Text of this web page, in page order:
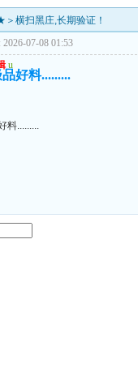
横扫黑庄,长期验证！
07-08 01:53
u
品好料.........
料.........